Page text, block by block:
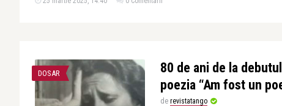
DOSAR
80 de ani de la
poezia “Am fost un
de revistatango